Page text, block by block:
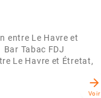
entre Le Havre et
Bar Tabac FDJ
Le Havre et Étretat,
arrow_forward
Voir